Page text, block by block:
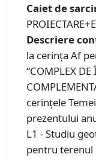
Caiet de
Descriere
la cerința Af
“COMPLEX
cerințele
prezentului
L1 - Studiu
pentru terenul